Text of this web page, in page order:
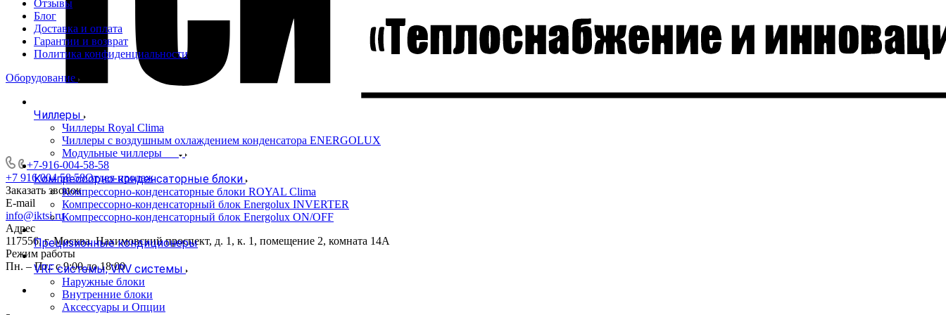
+7-916-004-58-58
+7 916 004 58 58Отдел продаж
Заказать звонок
E-mail
info@iktsi.ru
Адрес
117556, г. Москва, Нахимовский проспект, д. 1, к. 1, помещение 2, комната 14А
Режим работы
Пн. – Пт.: с 9:00 до 18:00
Отзывы
Блог
Доставка и оплата
Гарантии и возврат
Политика конфиденциальности
Оборудование
Чиллеры
Чиллеры Royal Clima
Чиллеры с воздушным охлаждением конденсатора ENERGOLUX
Модульные чиллеры
Компрессорно-конденсаторные блоки
Компрессорно-конденсаторные блоки ROYAL Clima
Компрессорно-конденсаторный блок Energolux INVERTER
Компрессорно-конденсаторный блок Energolux ON/OFF
Прецизионные кондиционеры
VRF системы, VRV системы
Наружные блоки
Внутренние блоки
Аксессуары и Опции